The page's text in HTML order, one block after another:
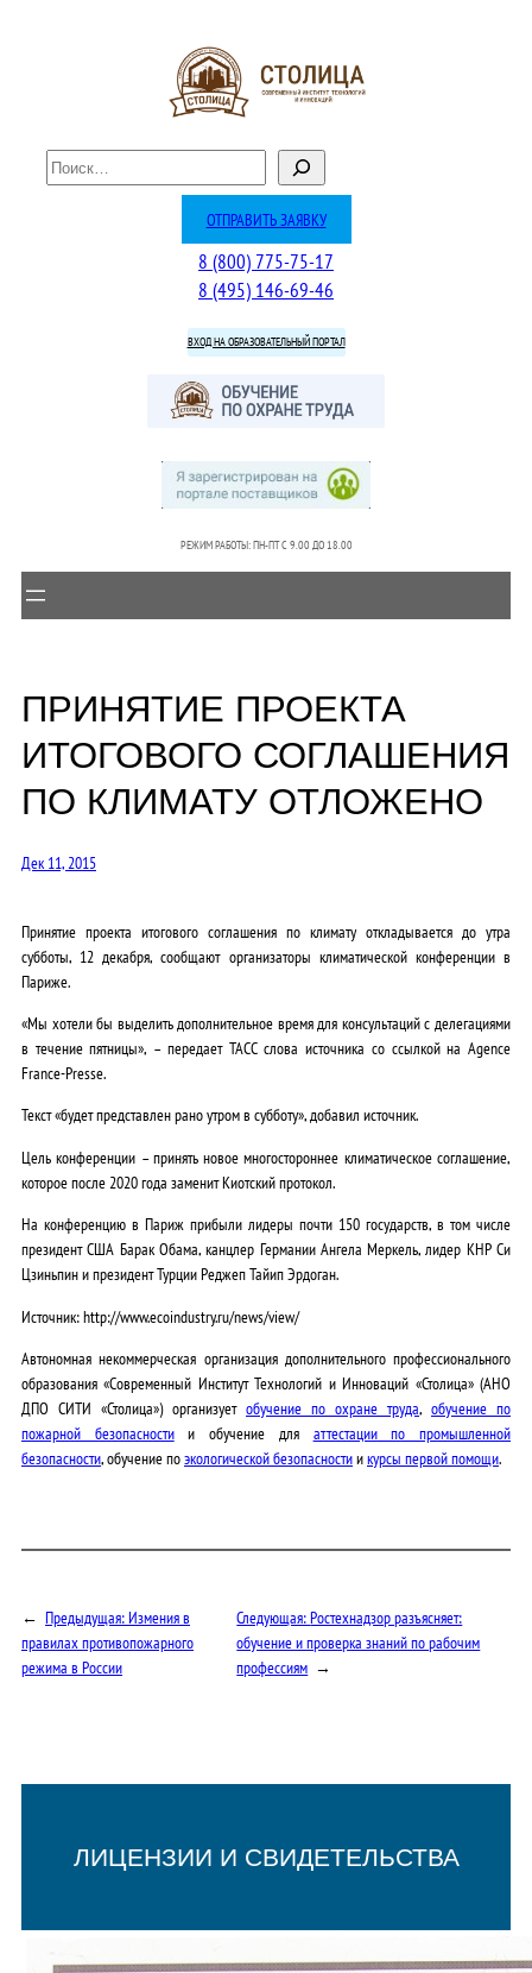
П
о
ОТПРАВИТЬ ЗАЯВКУ
8 (800) 775-75-17
8 (495) 146-69-46
ВХОД НА ОБРАЗОВАТЕЛЬНЫЙ ПОРТАЛ
РЕЖИМ РАБОТЫ: ПН-ПТ C 9.00 ДО 18.00
ПРИНЯТИЕ ПРОЕКТА
ИТОГОВОГО СОГЛАШЕНИЯ
ПО КЛИМАТУ ОТЛОЖЕНО
Дек 11, 2015
Принятие проекта итогового соглашения по климату откладывается до утра
субботы, 12 декабря, сообщают организаторы климатической конференции в
Париже.
«Мы хотели бы выделить дополнительное время для консультаций с делегациями
в течение пятницы», – передает ТАСС слова источника со ссылкой на Agence
France-Presse.
Текст «будет представлен рано утром в субботу», добавил источник.
Цель конференции – принять новое многостороннее климатическое соглашение,
которое после 2020 года заменит Киотский протокол.
На конференцию в Париж прибыли лидеры почти 150 государств, в том числе
президент США Барак Обама, канцлер Германии Ангела Меркель, лидер КНР Си
Цзиньпин и президент Турции Реджеп Тайип Эрдоган.
Источник: http://www.ecoindustry.ru/news/view/
Автономная некоммерческая организация дополнительного профессионального
образования «Современный Институт Технологий и Инноваций «Столица» (АНО
ДПО СИТИ «Столица») организует обучение по охране труда, обучение по
пожарной безопасностии обучение для аттестации по промышленной
безопасности, обучение поэкологической безопасностиикурсы первой помощи.
← Предыдущая:Измения в
правилах противопожарного
режима в России
Следующая:Ростехнадзор разъясняет:
обучение и проверка знаний по рабочим
профессиям →
ЛИЦЕНЗИИ И СВИДЕТЕЛЬСТВА